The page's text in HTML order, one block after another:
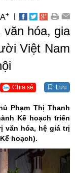
A+ |
hóa, gia
Việt Nam
Chia sẻ Lưu
Phạm Thị Thanh
Kế hoạch triển
văn hóa, hệ giá trị
hoạch).